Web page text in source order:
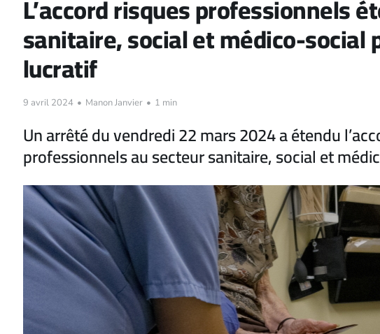
L’accord risques professionnels
sanitaire, social et médico-social
lucratif
9 avril 2024 • Manon Janvier • 1 min
Un arrêté du vendredi 22 mars 2024 a étendu
professionnels au secteur sanitaire, social et